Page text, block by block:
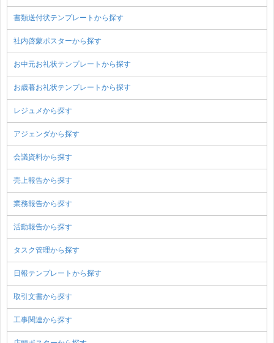
書類送付状テンプレートから探す
社内啓蒙ポスターから探す
お中元お礼状テンプレートから探す
お歳暮お礼状テンプレートから探す
レジュメから探す
アジェンダから探す
会議資料から探す
売上報告から探す
業務報告から探す
活動報告から探す
タスク管理から探す
日報テンプレートから探す
取引文書から探す
工事関連から探す